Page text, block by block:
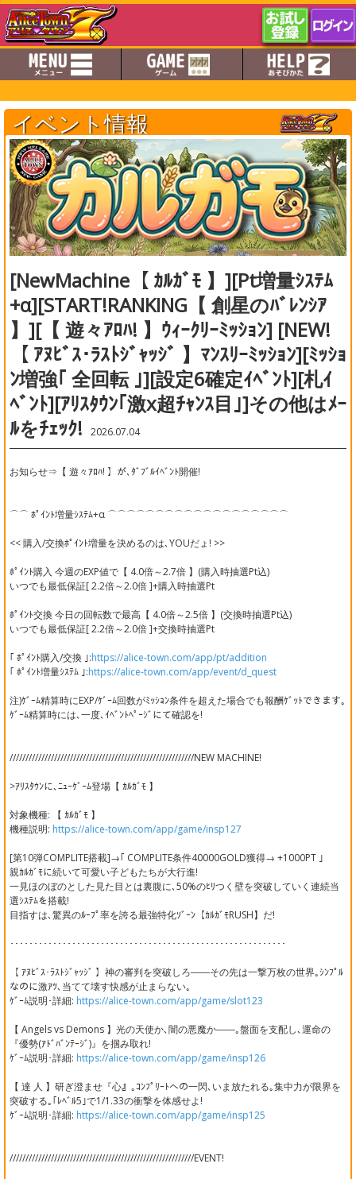
イベント情報
[NewMachine【 ｶﾙｶﾞﾓ 】][Pt増量ｼｽﾃﾑ
+α][START!RANKING【 創星のﾊﾞﾚﾝｼｱ
】][【 遊々ｱﾛﾊ! 】ｳｨｰｸﾘｰﾐｯｼｮﾝ] [NEW!
【 ｱﾇﾋﾞｽ･ﾗｽﾄｼﾞｬｯｼﾞ 】ﾏﾝｽﾘｰﾐｯｼｮﾝ][ﾐｯｼｮ
ﾝ増強｢ 全回転 ｣][設定6確定ｲﾍﾞﾝﾄ][札ｲ
ﾍﾞﾝﾄ][ｱﾘｽﾀｳﾝ｢激x超ﾁｬﾝｽ目｣]その他はﾒｰ
ﾙをﾁｪｯｸ!
2026.07.04
お知らせ⇒【 遊々ｱﾛﾊ! 】が､ﾀﾞﾌﾞﾙｲﾍﾞﾝﾄ開催!
⌒⌒ ﾎﾟｲﾝﾄ増量ｼｽﾃﾑ+α ⌒⌒⌒⌒⌒⌒⌒⌒⌒⌒⌒⌒⌒⌒⌒⌒⌒⌒⌒
<< 購入/交換ﾎﾟｲﾝﾄ増量を決めるのは､YOUだょ! >>
ﾎﾟｲﾝﾄ購入 今週のEXP値で【 4.0倍～2.7倍 】(購入時抽選Pt込)
いつでも最低保証[ 2.2倍～2.0倍 ]+購入時抽選Pt
ﾎﾟｲﾝﾄ交換 今日の回転数で最高【 4.0倍～2.5倍 】(交換時抽選Pt込)
いつでも最低保証[ 2.2倍～2.0倍 ]+交換時抽選Pt
｢ ﾎﾟｲﾝﾄ購入/交換 ｣:https://alice-town.com/app/pt/addition
｢ ﾎﾟｲﾝﾄ増量ｼｽﾃﾑ ｣:https://alice-town.com/app/event/d_quest
注)ｹﾞｰﾑ精算時にEXP/ｹﾞｰﾑ回数がﾐｯｼｮﾝ条件を超えた場合でも報酬ｹﾞｯﾄできます｡
ｹﾞｰﾑ精算時には､一度､ｲﾍﾞﾝﾄﾍﾟｰｼﾞにて確認を!
//////////////////////////////////////////////////////////NEW MACHINE!
>ｱﾘｽﾀｳﾝに､ﾆｭｰｹﾞｰﾑ登場【 ｶﾙｶﾞﾓ 】
対象機種: 【 ｶﾙｶﾞﾓ 】
機種説明: https://alice-town.com/app/game/insp127
[第10弾COMPLITE搭載]→｢ COMPLITE条件40000GOLD獲得→ +1000PT ｣
親ｶﾙｶﾞﾓに続いて可愛い子どもたちが大行進!
一見ほのぼのとした見た目とは裏腹に､50%のﾋﾘつく壁を突破していく連続当
選ｼｽﾃﾑを搭載!
目指すは､驚異のﾙｰﾌﾟ率を誇る最強特化ｿﾞｰﾝ【ｶﾙｶﾞﾓRUSH】だ!
･･････････････････････････････････････････････････････････
【 ｱﾇﾋﾞｽ･ﾗｽﾄｼﾞｬｯｼﾞ 】神の審判を突破しろ――その先は一撃万枚の世界｡ｼﾝﾌﾟﾙ
なのに激ｱﾂ､当てて壊す快感が止まらない｡
ｹﾞｰﾑ説明･詳細: https://alice-town.com/app/game/slot123
【 Angels vs Demons 】光の天使か､闇の悪魔か――｡盤面を支配し､運命の
『優勢(ｱﾄﾞﾊﾞﾝﾃｰｼﾞ)』を掴み取れ!
ｹﾞｰﾑ説明･詳細: https://alice-town.com/app/game/insp126
【 達 人 】研ぎ澄ませ『心』｡ｺﾝﾌﾟﾘｰﾄへの一閃､いま放たれる｡集中力が限界を
突破する｡｢ﾚﾍﾞﾙ5｣で1/1.33の衝撃を体感せよ!
ｹﾞｰﾑ説明･詳細: https://alice-town.com/app/game/insp125
//////////////////////////////////////////////////////////EVENT!